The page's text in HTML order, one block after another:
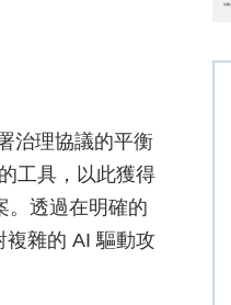
治理協議的平衡
工具，以此獲得
。透過在明確的
複雜的 AI 驅動攻